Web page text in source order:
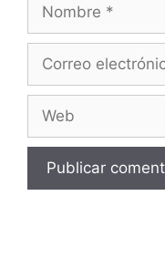
electrónico